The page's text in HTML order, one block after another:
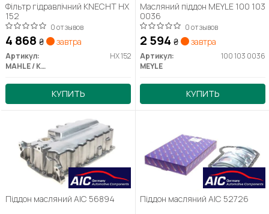
Фільтр гідравлічний KNECHT HX
152
0 отзывов
4 868 ₴ завтра
Артикул:
HX 152
MAHLE / KNECHT
КУПИТЬ
Масляний піддон MEYLE 100 103
0036
0 отзывов
2 594 ₴ завтра
Артикул:
100 103 0036
MEYLE
КУПИТЬ
Піддон масляний AIC 56894 Піддон масляний AIC 52726